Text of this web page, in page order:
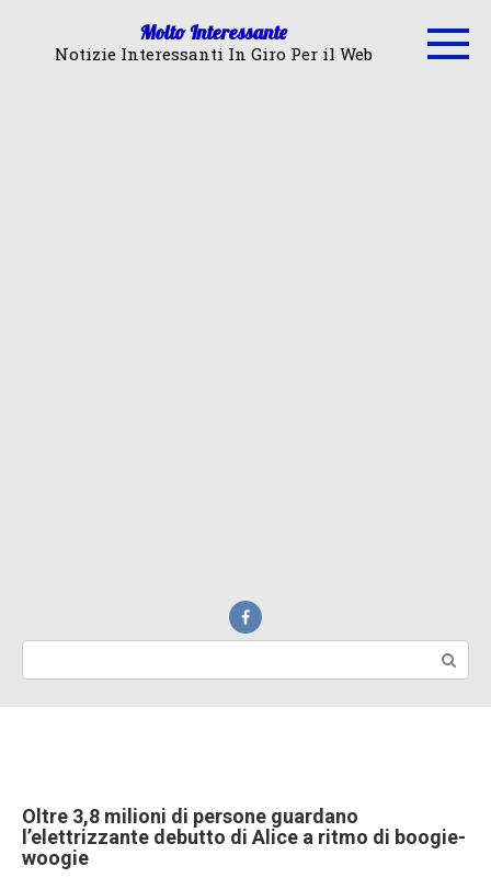
Molto Interessante
Notizie Interessanti In Giro Per il Web
Oltre 3,8 milioni di persone guardano
l’elettrizzante debutto di Alice a ritmo di boogie-
woogie